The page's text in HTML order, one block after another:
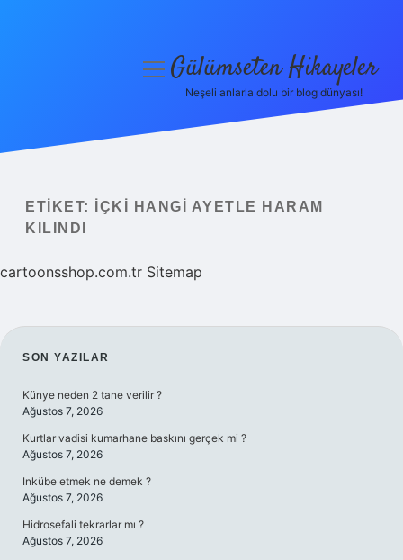
Yasal Uyarı
menüyüGülümseten Hikayeler
Neşeli anlarla dolu bir blog dünyası!
ETIKET:
İÇKI HANGI AYETLE HARAM
KILINDI
cartoonsshop.com.tr Sitemap
SIDEBAR
SON YAZILAR
Künye neden 2 tane verilir ?
Ağustos 7, 2026
Kurtlar vadisi kumarhane baskını gerçek mi ?
Ağustos 7, 2026
Inkübe etmek ne demek ?
Ağustos 7, 2026
Hidrosefali tekrarlar mı ?
Ağustos 7, 2026